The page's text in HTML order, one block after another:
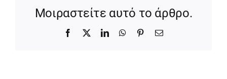
χώρου;
πρέπει
Μοιραστείτε αυτό το άρθρο.
Facebook
X LinkedInWhatsApp
PinterestEmail